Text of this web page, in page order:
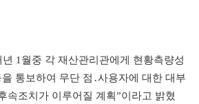
년 1 월중 각 재산관리관에게 현황측량성
통보하여 무단 점 ․사용자에 대한 대부
속조치가 이루어질 계획”이라고 밝혔